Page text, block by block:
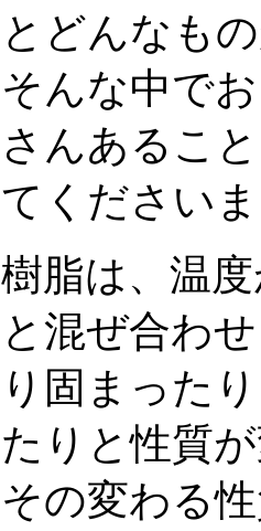
とどんなも
そんな中で
さんあるこ
てください
樹脂は、温
と混ぜ合わ
り固まった
たりと性質
その変わる